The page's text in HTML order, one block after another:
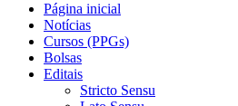
Página inicial
Notícias
Cursos (PPGs)
Bolsas
Editais
Stricto Sensu